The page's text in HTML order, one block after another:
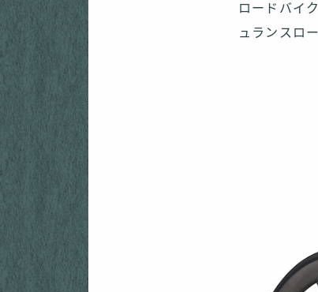
ロードバイ
ュランスロ